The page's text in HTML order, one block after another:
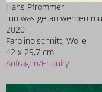
Hans Pfrommer
tun was getan werden
2020
Farblinolschnitt, Wolle
42 x 29,7 cm
Anfragen/Enquiry